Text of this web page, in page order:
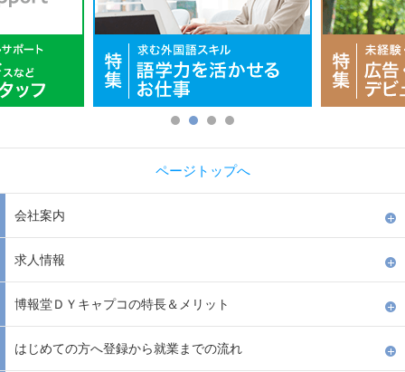
ページトップへ
会社案内
求人情報
博報堂ＤＹキャプコの特長＆メリット
はじめての方へ登録から就業までの流れ